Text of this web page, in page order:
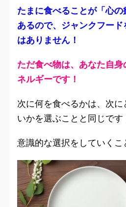
たまに食べることが「心
あるので、ジャンクフー
はありません！
ただ食べ物は、あなた自
ネルギーです！
次に何を食べるかは、次
いかを選ぶことと同じです
意識的な選択をしていくこ